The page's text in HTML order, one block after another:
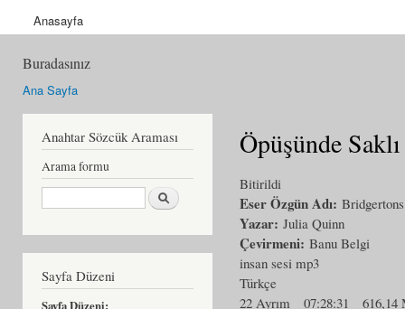
Anasayfa
Buradasınız
Ana Sayfa
Anahtar Sözcük Araması
Arama formu
Ara
Sayfa Düzeni
Sayfa Düzeni:
Öpüşünde Saklı
Bitirildi
Eser Özgün Adı:
Yazar: Julia Quinn
Çevirmeni: Banu Belgi
insan sesi mp3
Türkçe
22 Ayrım
07:28:31 616,14